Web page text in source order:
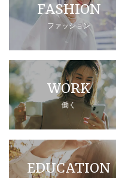
FASHION
ファッション
WORK
働く
EDUCATION